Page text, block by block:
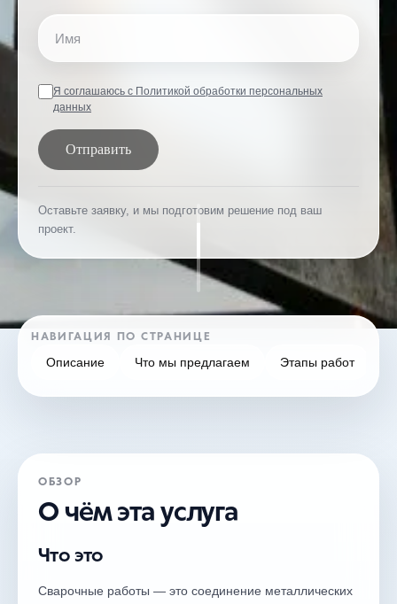
Имя
Телефон
Я соглашаюсь с Политикой обработки персональных
данных
Отправить
Оставьте заявку, и мы подготовим решение под ваш
проект.
НАВИГАЦИЯ ПО СТРАНИЦЕ
Описание Что мы предлагаем Этапы работ
ОБЗОР
О чём эта услуга
Что это
Сварочные работы — это соединение металлических